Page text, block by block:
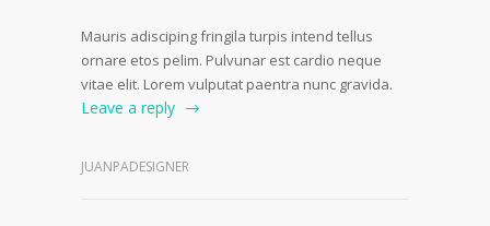
Mauris adisciping fringila turpis intend tellus
ornare etos pelim. Pulvunar est cardio neque
vitae elit. Lorem vulputat paentra nunc gravida.
Leave a reply
JUANPADESIGNER